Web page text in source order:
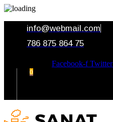
info@webmail.com
786 875 864 75
Facebook-f Twitter
0